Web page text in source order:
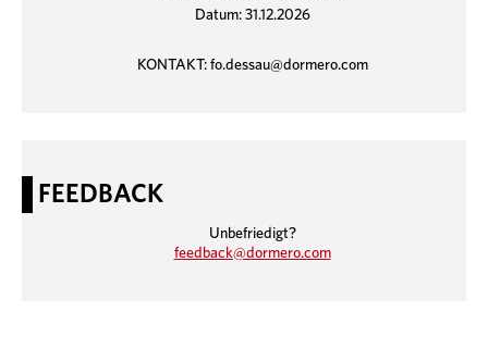
Datum: 31.12.2026
KONTAKT: fo.dessau@dormero.com
FEEDBACK
Unbefriedigt?
feedback@dormero.com